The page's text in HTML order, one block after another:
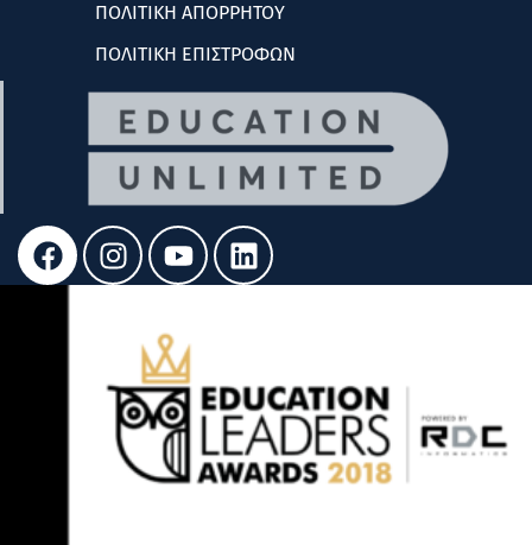
ΠΟΛΙΤΙΚΗ ΑΠΟΡΡΗΤΟΥ
ΠΟΛΙΤΙΚΗ ΕΠΙΣΤΡΟΦΩΝ